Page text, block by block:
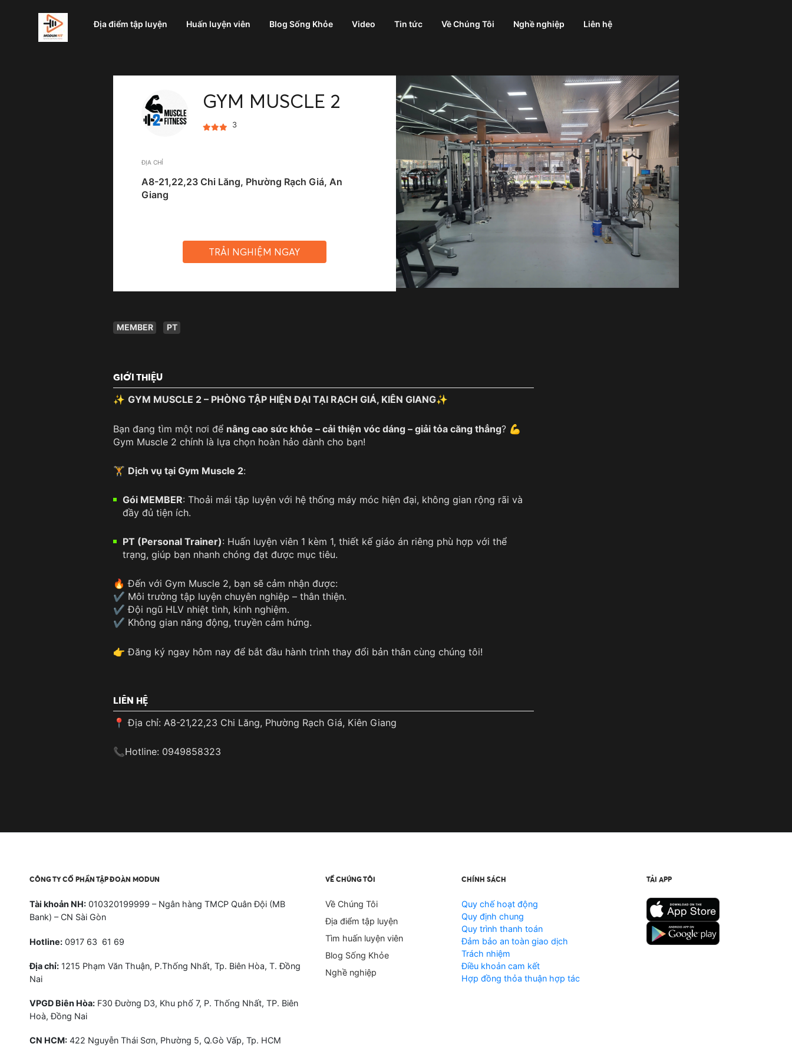
Địa điểm tập luyện Huấn luyện viên Blog Sống Khỏe Video Tin tức Về Chúng Tôi Nghề nghiệp Liên hệ
GYM MUSCLE 2
3
ĐỊA CHỈ
A8-21,22,23 Chi Lăng, Phường Rạch Giá, An
Giang
TRẢI NGHIỆM NGAY
MEMBER PT
GIỚI THIỆU
✨ GYM MUSCLE 2 – PHÒNG TẬP HIỆN ĐẠI TẠI RẠCH GIÁ, KIÊN GIANG✨
Bạn đang tìm một nơi để nâng cao sức khỏe – cải thiện vóc dáng – giải tỏa căng thẳng? 💪
Gym Muscle 2 chính là lựa chọn hoàn hảo dành cho bạn!
🏋️ Dịch vụ tại Gym Muscle 2:
Gói MEMBER: Thoải mái tập luyện với hệ thống máy móc hiện đại, không gian rộng rãi và
đầy đủ tiện ích.
PT (Personal Trainer): Huấn luyện viên 1 kèm 1, thiết kế giáo án riêng phù hợp với thể
trạng, giúp bạn nhanh chóng đạt được mục tiêu.
🔥 Đến với Gym Muscle 2, bạn sẽ cảm nhận được:
✔️ Môi trường tập luyện chuyên nghiệp – thân thiện.
✔️ Đội ngũ HLV nhiệt tình, kinh nghiệm.
✔️ Không gian năng động, truyền cảm hứng.
👉 Đăng ký ngay hôm nay để bắt đầu hành trình thay đổi bản thân cùng chúng tôi!
LIÊN HỆ
📍 Địa chỉ: A8-21,22,23 Chi Lăng, Phường Rạch Giá, Kiên Giang
📞Hotline: 0949858323
CÔNG TY CỔ PHẦN TẬP ĐOÀN MODUN
Tài khoản NH: 010320199999 – Ngân hàng TMCP Quân Đội (MB
Bank) – CN Sài Gòn
Hotline: 0917 63 61 69
Địa chỉ: 1215 Phạm Văn Thuận, P.Thống Nhất, Tp. Biên Hòa, T. Đồng
Nai
VPGD Biên Hòa: F30 Đường D3, Khu phố 7, P. Thống Nhất, TP. Biên
Hoà, Đồng Nai
CN HCM: 422 Nguyễn Thái Sơn, Phường 5, Q.Gò Vấp, Tp. HCM
VỀ CHÚNG TÔI
Về Chúng Tôi
Địa điểm tập luyện
Tìm huấn luyện viên
Blog Sống Khỏe
Nghề nghiệp
CHÍNH SÁCH
Quy chế hoạt động
Quy định chung
Quy trình thanh toán
Đảm bảo an toàn giao dịch
Trách nhiệm
Điều khoản cam kết
Hợp đồng thỏa thuận hợp tác
TẢI APP